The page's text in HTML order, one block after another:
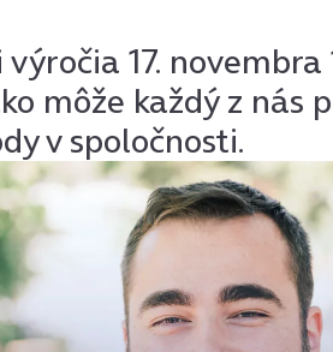
17.
môže každý z
v spoločnosti.